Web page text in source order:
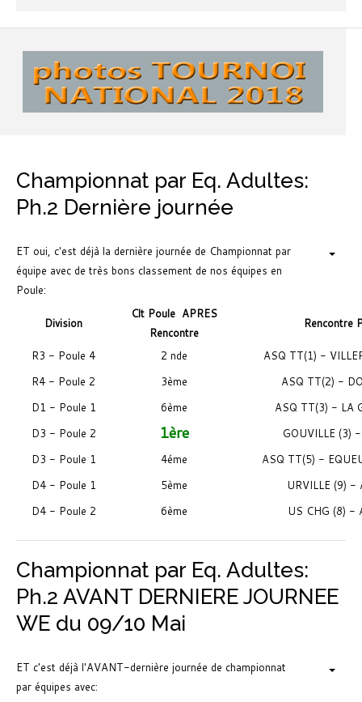
Championnat par Eq. Adultes:
Ph.2 Dernière journée
ET oui, c'est déjà la dernière journée de Championnat par
équipe avec de très bons classement de nos équipes en
Poule:
Division
Clt Poule APRES
Rencontre
Rencontre
R3 - Poule 4 2 nde
ASQ TT(1) -
R4 - Poule 2
3ème
ASQ TT(2) -
D1 - Poule 1
6ème
ASQ TT(3) - LA
D3 - Poule 2
1ère
GOUVILLE (3)
D3 - Poule 1
4éme
ASQ TT(5) -
D4 - Poule 1
5ème
URVILLE (9) -
D4 - Poule 2
6ème US CHG (8) -
Championnat par Eq. Adultes:
Ph.2 AVANT DERNIERE JOURNEE
WE du 09/10 Mai
ET c'est déjà l'AVANT-dernière journée de championnat
par équipes avec: